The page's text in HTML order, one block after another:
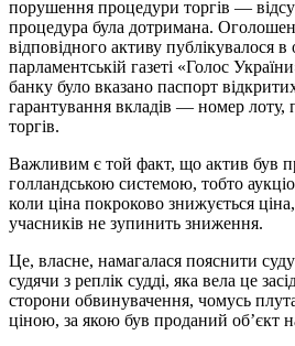
порушення процедури торгів —
процедура була дотримана.
відповідного активу публікувалося в
парламентській газеті «Голос
банку було вказано паспорт
гарантування вкладів — номер лоту,
торгів.
Важливим є той факт, що актив був
голландською системою, тобто
коли ціна покроково знижується
учасників не зупинить зниження.
Це, власне, намагалася пояснити
судячи з реплік судді, яка вела це
сторони обвинувачення, чомусь
ціною, за якою був проданий об’єкт